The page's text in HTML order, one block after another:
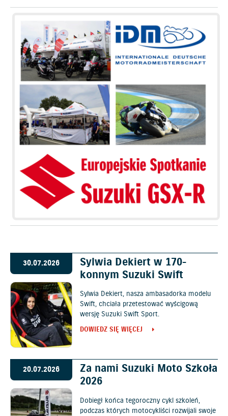
30.07.2026
Sylwia Dekiert w 170-
konnym Suzuki Swift
Sylwia Dekiert, nasza ambasadorka modelu
Swift, chciała przetestować wyścigową
wersję Suzuki Swift Sport.
DOWIEDZ SIĘ WIĘCEJ
20.07.2026
Za nami Suzuki Moto Szkoła
2026
Dobiegł końca tegoroczny cykl szkoleń,
podczas których motocykliści rozwijali swoje